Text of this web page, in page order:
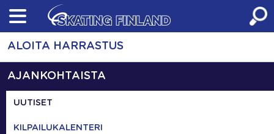
Skip
content
ALOITA HARRASTUS
AJANKOHTAISTA
UUTISET
KILPAILUKALENTERI